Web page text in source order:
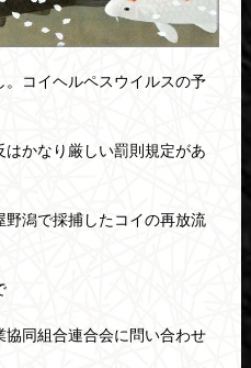
コイヘルペスウイルスの予
かなり厳しい罰則規定があ
潟で採捕したコイの再放流
同組合連合会に問い合わせ